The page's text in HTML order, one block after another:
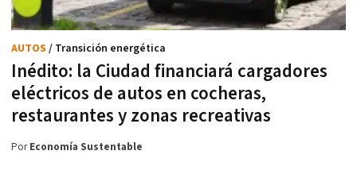
Inédito: la Ciudad financiará cargadores
eléctricos de autos en cocheras,
restaurantes y zonas recreativas
AUTOS / Transición energética
PorEconomía Sustentable